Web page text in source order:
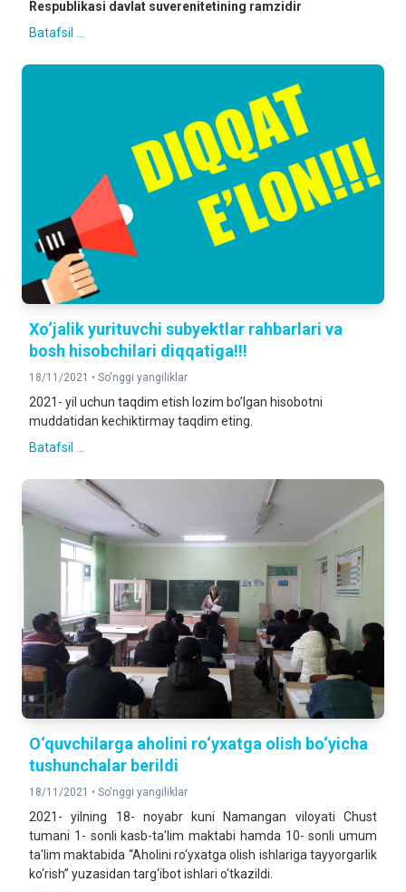
Respublikasi davlat suverenitetining ramzidir
Batafsil ...
Xo‘jalik yurituvchi subyektlar rahbarlari va
bosh hisobchilari diqqatiga!!!
18/11/2021 • So'nggi yangiliklar
2021- yil uchun taqdim etish lozim boʼlgan hisobotni
muddatidan kechiktirmay taqdim eting.
Batafsil ...
O‘quvchilarga aholini ro‘yxatga olish bo‘yicha
tushunchalar berildi
18/11/2021 • So'nggi yangiliklar
2021- yilning 18- noyabr kuni Namangan viloyati Chust
tumani 1- sonli kasb-ta'lim maktabi hamda 10- sonli umum
ta'lim maktabida “Aholini ro‘yxatga olish ishlariga tayyorgarlik
ko‘rish” yuzasidan targ‘ibot ishlari o‘tkazildi.